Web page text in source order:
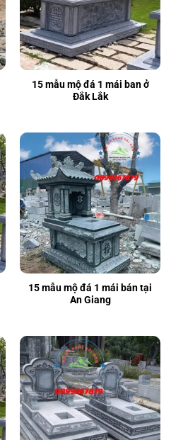
15 mẫu mộ đá 1 mái ban ở
Đắk Lắk
15 mẫu mộ đá 1 mái bán tại
An Giang